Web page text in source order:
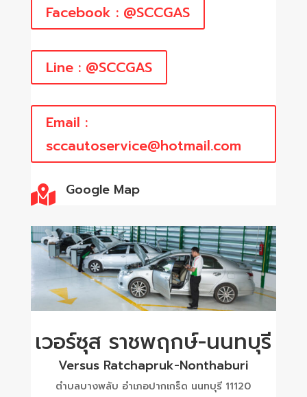
Facebook : @SCCGAS
Line : @SCCGAS
Email :
sccautoservice@hotmail.com
 Google Map
เวอร์ซุส ราชพฤกษ์-นนทบุรี
Versus Ratchapruk-Nonthaburi
ตำบลบางพลับ อำเภอปากเกร็ด นนทบุรี 11120